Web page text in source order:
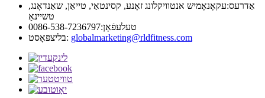
אַדרעס:עקאָנאָמיש אנטוויקלונג זאָנע, קסינטאַי, טייאַן, שאַנדאָנג,
טשיינאַ
טעלעפֿאָן:0086-538-7236797
בליצפּאָסט: globalmarketing@rldfitness.com